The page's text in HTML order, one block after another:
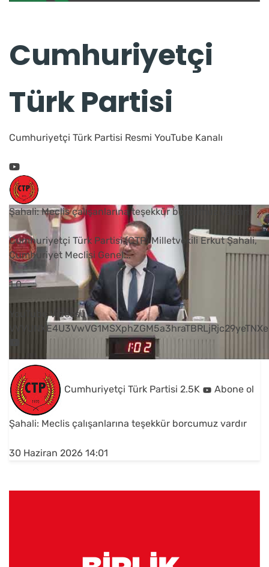
Cumhuriyetçi
Türk Partisi
Cumhuriyetçi Türk Partisi Resmi YouTube Kanalı
Şahali: Meclis çalışanlarına teşekkür borcumuz vardır
Cumhuriyetçi Türk Partisi (CTP) Milletvekili Erkut Şahali,
Cumhuriyet Meclisi Genel...
1 0
YouTube Videosu
Cumhuriyetçi Türk Partisi 2.5K Abone ol
Şahali: Meclis çalışanlarına teşekkür borcumuz vardır
30 Haziran 2026 14:01